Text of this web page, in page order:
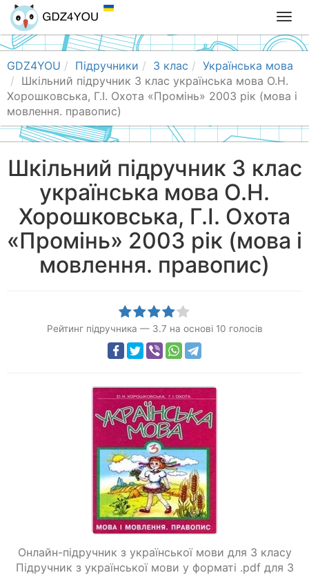
T
o
g
g
l
e
a
v
g
i
n
GDZ4YOU Підручники 3 клас
Українська мова
Шкільний підручник 3 клас українська мова О.Н.
Хорошковська, Г.І. Охота «Промінь» 2003 рік (мова і
мовлення. правопис)
Шкільний підручник 3 клас
українська мова О.Н.
Хорошковська, Г.І. Охота
«Промінь» 2003 рік (мова і
мовлення. правопис)
Рейтинг підручника — 3.7 на основі 10 голосів
Онлайн-підручник з української мови для 3 класу
Підручник з української мови у форматі .pdf для 3